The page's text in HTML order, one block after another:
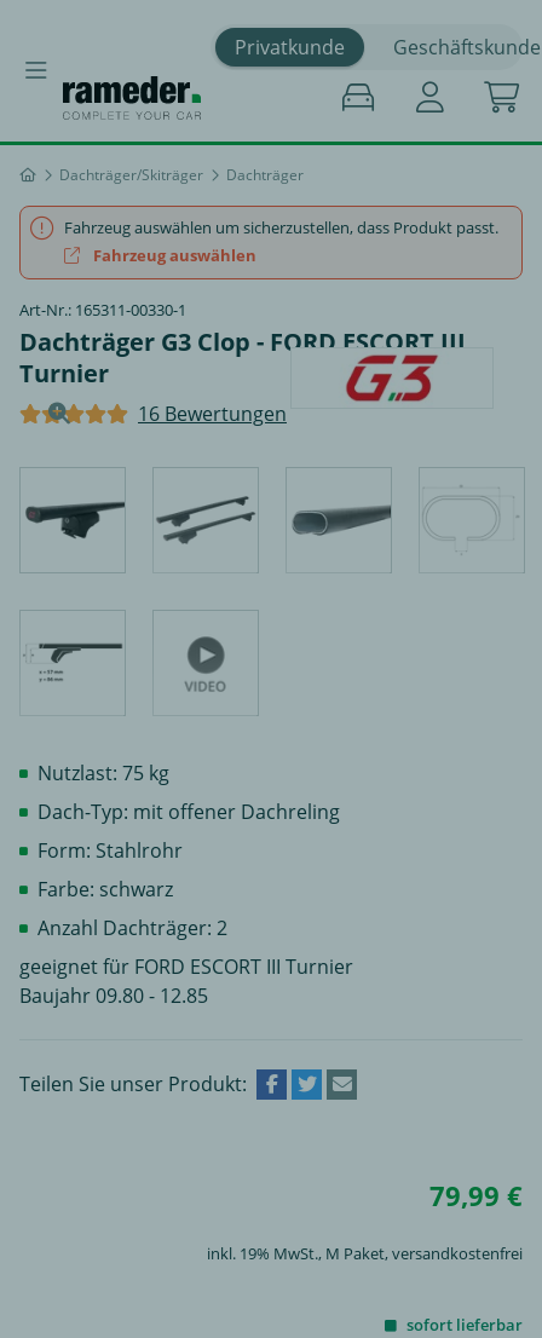
Privatkunde Geschäftskunde
Dachträger/Skiträger Dachträger
Fahrzeug auswählen um sicherzustellen, dass Produkt passt.
Fahrzeug auswählen
Art-Nr.: 165311-00330-1
Dachträger G3 Clop - FORD ESCORT III
Turnier
16 Bewertungen
Nutzlast: 75 kg
Dach-Typ: mit offener Dachreling
Form: Stahlrohr
Farbe: schwarz
Anzahl Dachträger: 2
geeignet für FORD ESCORT III Turnier
Baujahr 09.80 - 12.85
Teilen Sie unser Produkt:
79,99 €
inkl. 19% MwSt., M Paket, versandkostenfrei
sofort lieferbar